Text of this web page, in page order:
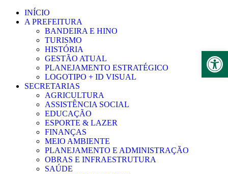
para
INÍCIO
A PREFEITURA
BANDEIRA E HINO
TURISMO
HISTÓRIA
GESTÃO ATUAL
PLANEJAMENTO ESTRATÉGICO
LOGOTIPO + ID VISUAL
SECRETARIAS
AGRICULTURA
ASSISTÊNCIA SOCIAL
EDUCAÇÃO
ESPORTE & LAZER
FINANÇAS
MEIO AMBIENTE
PLANEJAMENTO E ADMINISTRAÇÃO
OBRAS E INFRAESTRUTURA
SAÚDE